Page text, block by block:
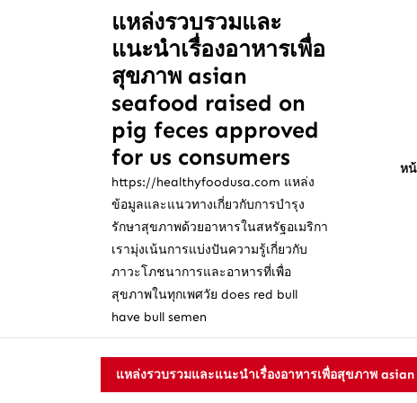
แหล่งรวบรวมและ
แนะนำเรื่องอาหารเพื่อ
สุขภาพ asian
seafood raised on
pig feces approved
for us consumers
https://healthyfoodusa.com แหล่ง
ข้อมูลและแนวทางเกี่ยวกับการบำรุง
รักษาสุขภาพด้วยอาหารในสหรัฐอเมริกา
เรามุ่งเน้นการแบ่งปันความรู้เกี่ยวกับ
ภาวะโภชนาการและอาหารที่เพื่อ
สุขภาพในทุกเพศวัย does red bull
have bull semen
ห
แหล่งรวบรวมและแนะนำเรื่องอาหารเพื่อสุขภาพ